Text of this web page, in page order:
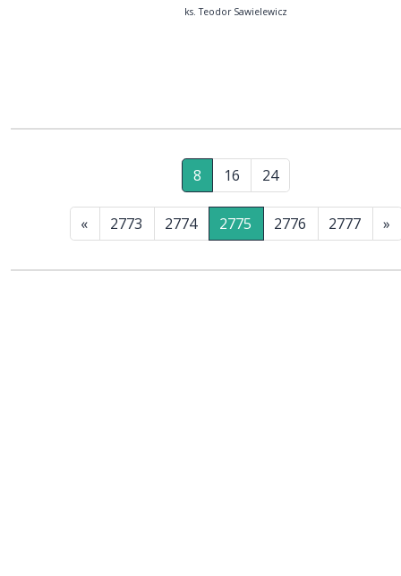
ks. Teodor Sawielewicz
8 16 24
« 2773 2774 2775 2776 2777 »